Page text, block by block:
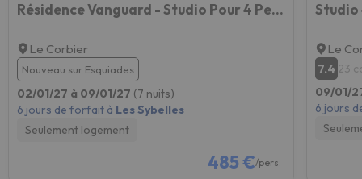
Résidence Vanguard - Studio Pour 4 Personnes 454
Le Corbier
Nouveau sur Esquiades
02/01/27 à 09/01/27 (7 nuits)
6 jours de forfait à Les Sybelles
Seulement logement
485 €/pers.
Studio
Le
7.4 23
09/01/
6 jours